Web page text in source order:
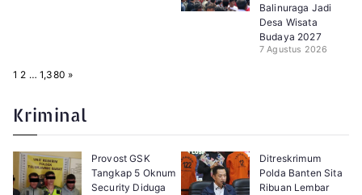
Balinuraga Jadi
Desa Wisata
Budaya 2027
7 Agustus 2026
P
:
1 2 … 1,380 N
»
Kriminal
Provost GSK
Tangkap 5 Oknum
Security Diduga
Ditreskrimum
Polda Banten Sita
Ribuan Lembar